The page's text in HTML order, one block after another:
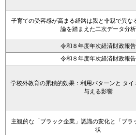
子育ての受容感が高まる経路は親と非親で異な
論を踏まえた二次データ分析
令和８年度年次経済財政報告
令和８年度年次経済財政報告
学校外教育の累積的効果：利用パターンと タイ
与える影響
主観的な「ブラック企業」認識の変化と「ブラ
状